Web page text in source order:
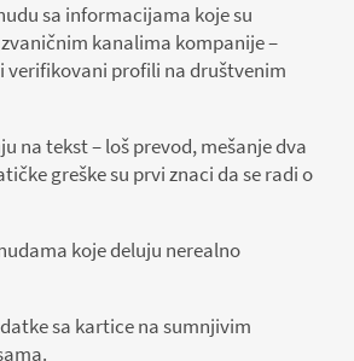
sa informacijama koje su
kanalima kompanije –
verifikovani profili na društvenim
na tekst – loš prevod, mešanje dva
greške su prvi znaci da se radi o
koje deluju nerealno
sa kartice na sumnjivim